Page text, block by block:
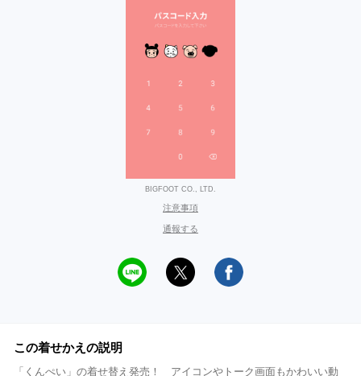
BIGFOOT CO., LTD.
注意事項
通報する
この着せかえの説明
「くんぺい」の着せ替え発売！ アイコンやトーク画面もかわいい動